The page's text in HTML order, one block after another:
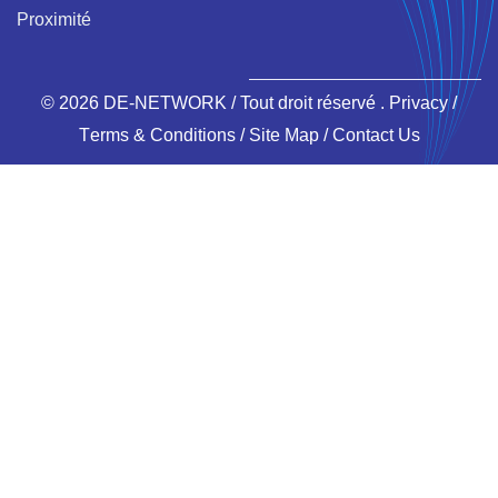
contrôle.
Le module contrôle d’accès assure la
gestion complète des fonctions SAS, intègre l’unicité
de passage et interagit avec tous les autres modules
du système.
Proximité
© 2026 DE-NETWORK / Tout droit réservé . Privacy/
Тerms & Conditions/ Site Map/Contact Us